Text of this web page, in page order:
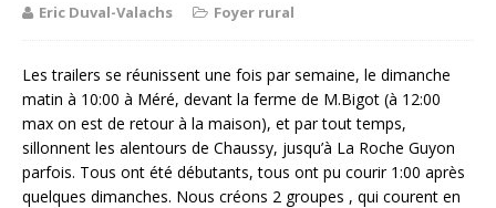
Eric Duval-Valachs Foyer rural
Les trailers se réunissent une fois par semaine, le dimanche
matin à 10:00 à Méré, devant la ferme de M.Bigot (à 12:00
max on est de retour à la maison), et par tout temps,
sillonnent les alentours de Chaussy, jusqu’à La Roche Guyon
parfois. Tous ont été débutants, tous ont pu courir 1:00 après
quelques dimanches. Nous créons 2 groupes , qui courent en